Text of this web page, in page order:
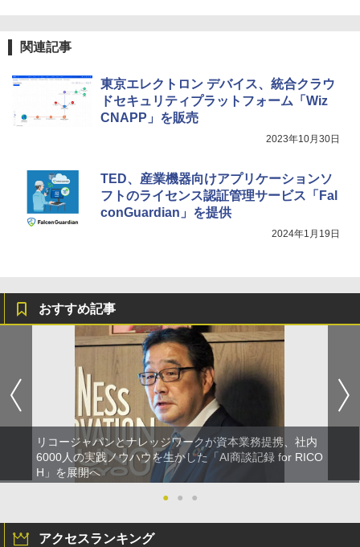
関連記事
東京エレクトロン デバイス、統合クラウ
ドセキュリティプラットフォーム「Wiz
CNAPP」を販売
2023年10月30日
TED、産業機器向けアプリケーションソ
フトのライセンス認証管理サービス「Fal
conGuardian」を提供
2024年1月19日
おすすめ記事
リコージャパンとナレッジワークが資本業務提携、社内
6000人の実践ノウハウを生かした「AI商談記録 for RICO
H」を展開へ
●
● ●
アクセスランキング